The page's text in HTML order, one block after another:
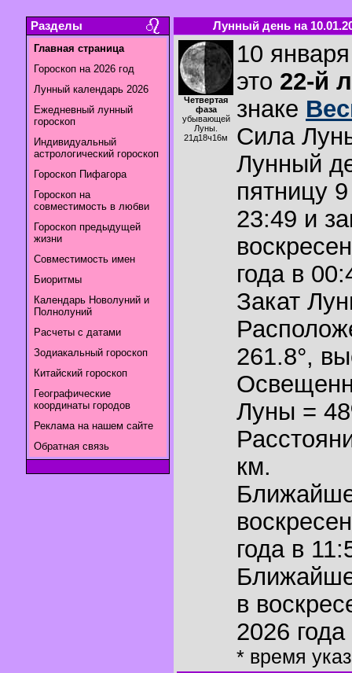
Разделы
Главная страница
Гороскоп на 2026 год
Лунный календарь 2026
Ежедневный лунный
гороскоп
Индивидуальный
астрологический гороскоп
Гороскоп Пифагора
Гороскоп на
совместимость в любви
Гороскоп предыдущей
жизни
Совместимость имен
Биоритмы
Календарь Новолуний и
Полнолуний
Расчеты с датами
Зодиакальный гороскоп
Китайский гороскоп
Географические
координаты городов
Реклама на нашем сайте
Обратная связь
Лунный день на
Четвертая
фаза
убывающей
Луны.
21д18ч16м
10
это 22-й
знаке
Сила
Лунный
пятницу
23:49 и
года в
Закат
261.8°,
Луны =
км.
года в
в
2026
* время